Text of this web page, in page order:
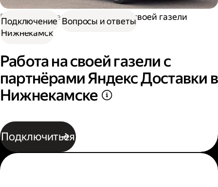
Работа водителем
Работа на своей газели
Нижнекамск
Работа на своей газели с
партнёрами Яндекс Доставки в
Нижнекамске
Подключиться
Подключение Вопросы и ответы